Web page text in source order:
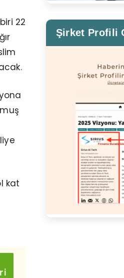
22
kat
Şirket Profili